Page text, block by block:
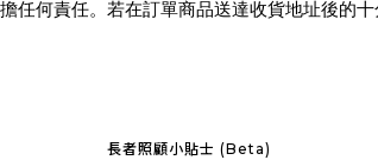
任何責任。若在訂單商品送達收貨地址後的
長者照顧小貼士 (Beta)